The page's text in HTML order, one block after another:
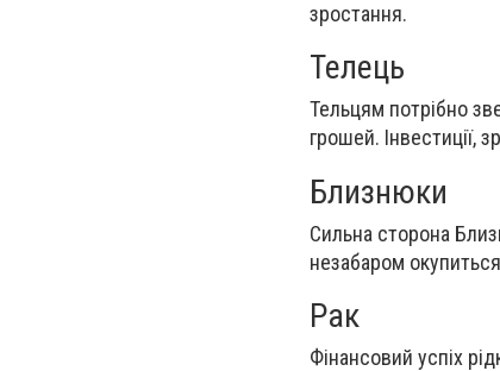
зростання.
Телець
Тельцям потрібно
грошей. Інвестиції,
Близнюки
Сильна сторона
незабаром
Рак
Фінансовий успіх